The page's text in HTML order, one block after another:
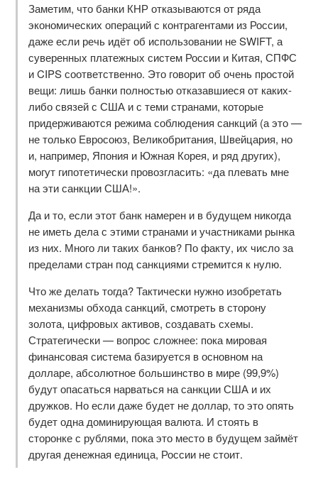
Заметим, что банки КНР отказываются от ряда
экономических операций с контрагентами из России,
даже если речь идёт об использовании не SWIFT, а
суверенных платежных систем России и Китая, СПФС
и CIPS соответственно. Это говорит об очень простой
вещи: лишь банки полностью отказавшиеся от каких-
либо связей с США и с теми странами, которые
придерживаются режима соблюдения санкций (а это —
не только Евросоюз, Великобритания, Швейцария, но
и, например, Япония и Южная Корея, и ряд других),
могут гипотетически провозгласить: «да плевать мне
на эти санкции США!».
Да и то, если этот банк намерен и в будущем никогда
не иметь дела с этими странами и участниками рынка
из них. Много ли таких банков? По факту, их число за
пределами стран под санкциями стремится к нулю.
Что же делать тогда? Тактически нужно изобретать
механизмы обхода санкций, смотреть в сторону
золота, цифровых активов, создавать схемы.
Стратегически — вопрос сложнее: пока мировая
финансовая система базируется в основном на
долларе, абсолютное большинство в мире (99,9%)
будут опасаться нарваться на санкции США и их
дружков. Но если даже будет не доллар, то это опять
будет одна доминирующая валюта. И стоять в
сторонке с рублями, пока это место в будущем займёт
другая денежная единица, России не стоит.